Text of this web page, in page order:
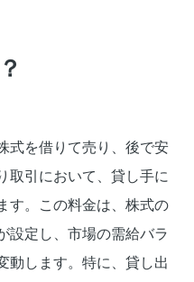
式を借りて売り、後で安
取引において、貸し手に
す。この料金は、株式の
設定し、市場の需給バラ
動します。特に、貸し出